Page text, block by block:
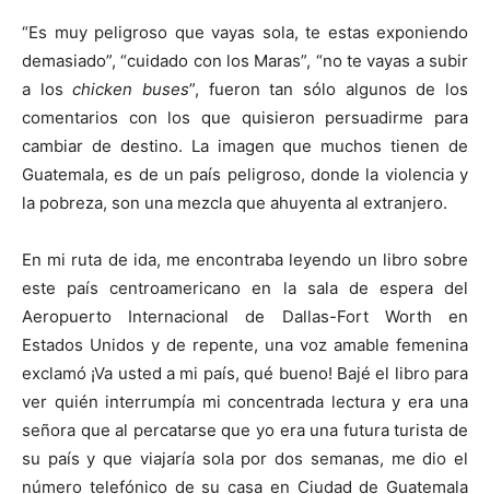
“Es muy peligroso que vayas sola, te estas exponiendo
demasiado”, “cuidado con los Maras”, “no te vayas a subir
a loschicken buses”, fueron tan sólo algunos de los
comentarios con los que quisieron persuadirme para
cambiar de destino. La imagen que muchos tienen de
Guatemala, es de un país peligroso, donde la violencia y
la pobreza, son una mezcla que ahuyenta al extranjero.
En mi ruta de ida, me encontraba leyendo un libro sobre
este país centroamericano en la sala de espera del
Aeropuerto Internacional de Dallas-Fort Worth en
Estados Unidos y de repente, una voz amable femenina
exclamó ¡Va usted a mi país, qué bueno! Bajé el libro para
ver quién interrumpía mi concentrada lectura y era una
señora que al percatarse que yo era una futura turista de
su país y que viajaría sola por dos semanas, me dio el
número telefónico de su casa en Ciudad de Guatemala